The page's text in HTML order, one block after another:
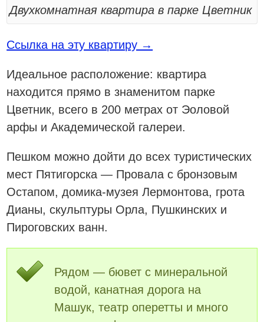
Двухкомнатная квартира в парке Цветник
Ссылка на эту квартиру →
Идеальное расположение: квартира
находится прямо в знаменитом парке
Цветник, всего в 200 метрах от Эоловой
арфы и Академической галереи.
Пешком можно дойти до всех туристических
мест Пятигорска — Провала с бронзовым
Остапом, домика-музея Лермонтова, грота
Дианы, скульптуры Орла, Пушкинских и
Пироговских ванн.
Рядом — бювет с минеральной
водой, канатная дорога на
Машук, театр оперетты и много